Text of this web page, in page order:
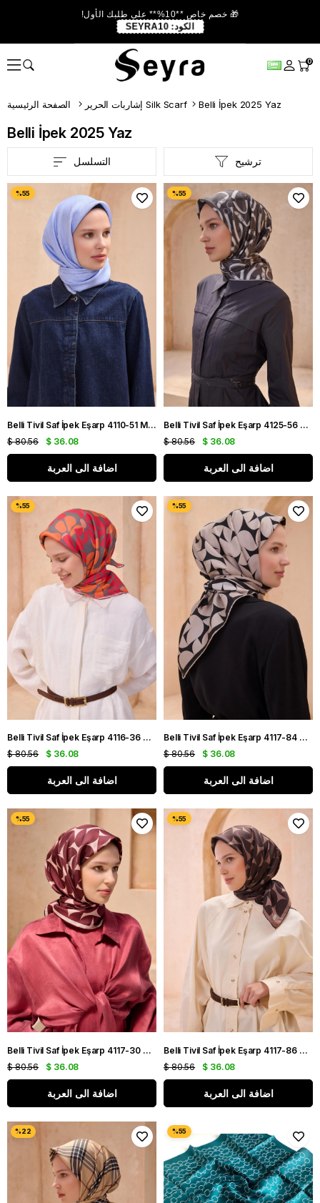
🎁 خصم خاص **10%** على طلبك الأول!
الكود: SEYRA10
0
إشاربات الحرير Silk Scarf Belli İpek 2025 Yaz
Belli İpek 2025 Yaz
ترشيح التسلسل
Belli Tivil Saf İpek Eşarp 4110-51 Mavi Karışık Desen
$ 36.08
$ 80.56
اضافة الى العربة
Belli Tivil Saf İpek Eşarp 4125-56 Vizon Karışık Desen
$ 36.08
$ 80.56
اضافة الى العربة
Belli Tivil Saf İpek Eşarp 4116-36 Gri Karışık Desen
$ 36.08
$ 80.56
اضافة الى العربة
Belli Tivil Saf İpek Eşarp 4117-84 Siyah Karışık Desen
$ 36.08
$ 80.56
اضافة الى العربة
Belli Tivil Saf İpek Eşarp 4117-30 Vişne Çürüğü Karışık Desen
$ 36.08
$ 80.56
اضافة الى العربة
Belli Tivil Saf İpek Eşarp 4117-86 Kahverengi Karışık Desen
$ 36.08
$ 80.56
اضافة الى العربة